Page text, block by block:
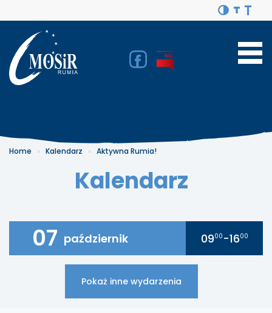
Home Kalendarz Aktywna Rumia!
Kalendarz
07 październik 0900 -1600
Pokaż inne wydarzenia